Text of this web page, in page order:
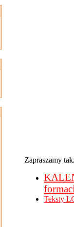
Zapraszamy
Teksty